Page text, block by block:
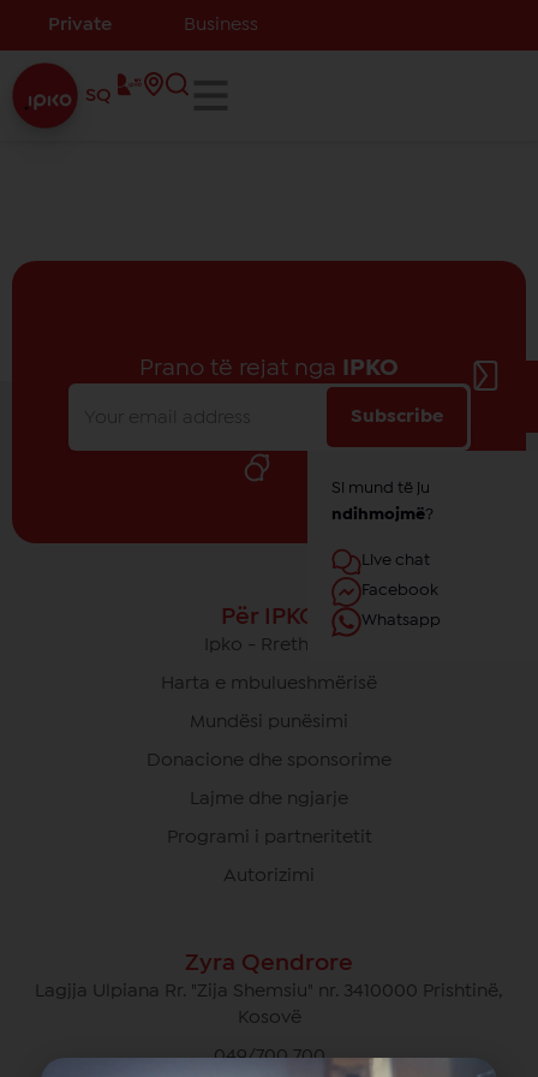
Private Business
SQ
Prano të rejat nga IPKO
Subscribe
Për IPKO
Ipko - Rrethi yt
Harta e mbulueshmërisë
Mundësi punësimi
Donacione dhe sponsorime
Lajme dhe ngjarje
Programi i partneritetit
Autorizimi
Zyra Qendrore
Lagjja Ulpiana Rr. "Zija Shemsiu" nr. 3410000 Prishtinë,
Kosovë
049/700 700
Si mund të ju
ndihmojmë?
Live chat
Facebook
Whatsapp